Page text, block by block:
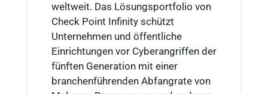
weltweit. Das Lösungsportfolio von
Check Point Infinity schützt
Unternehmen und öffentliche
Einrichtungen vor Cyberangriffen der
fünften Generation mit einer
branchenführenden Abfangrate von